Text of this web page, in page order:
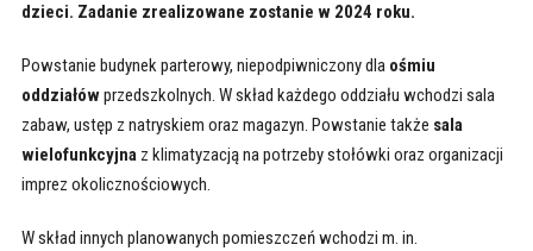
dzieci. Zadanie zrealizowane zostanie w 2024 roku.
Powstanie budynek parterowy, niepodpiwniczony dla ośmiu
oddziałówprzedszkolnych. W skład każdego oddziału wchodzi sala
zabaw, ustęp z natryskiem oraz magazyn. Powstanie także sala
wielofunkcyjnaz klimatyzacją na potrzeby stołówki oraz organizacji
imprez okolicznościowych.
W skład innych planowanych pomieszczeń wchodzi m. in.